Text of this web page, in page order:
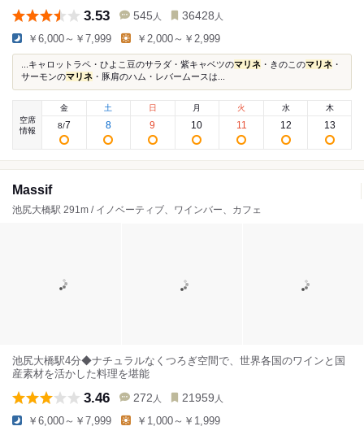
3.53 545 人 36428 人
￥6,000～￥7,999 ￥2,000～￥2,999
...キャロットラペ・ひよこ豆のサラダ・紫キャベツのマリネ ・きのこのマリネ ・
サーモンのマリネ ・豚肩のハム・レバームースは...
空席
情報
金
8/7
土
8
日
9
月
10
火
11
水
12
木
13
Massif
池尻大橋駅 291m / イノベーティブ、ワインバー、カフェ
池尻大橋駅4分◆ナチュラルなくつろぎ空間で、世界各国のワインと国
産素材を活かした料理を堪能
3.46 272 人 21959 人
￥6,000～￥7,999 ￥1,000～￥1,999